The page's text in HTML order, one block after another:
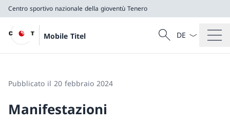
Centro sportivo nazionale della gioventù Tenero
Mobile Titel
Cercare
Ricerca
Dal menu a
Pubblicato il 20 febbraio 2024
Manifestazioni